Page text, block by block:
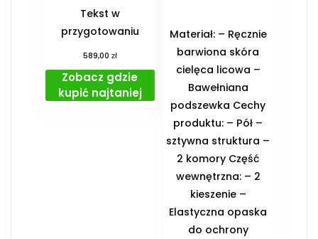
Tekst w
przygotowaniu
589,00 zł
Zobacz gdzie
kupić najtaniej
Materiał: – Ręcznie
barwiona skóra
cielęca licowa –
Bawełniana
podszewka Cechy
produktu: – Pół –
sztywna struktura –
2 komory Część
wewnętrzna: – 2
kieszenie –
Elastyczna opaska
do ochrony